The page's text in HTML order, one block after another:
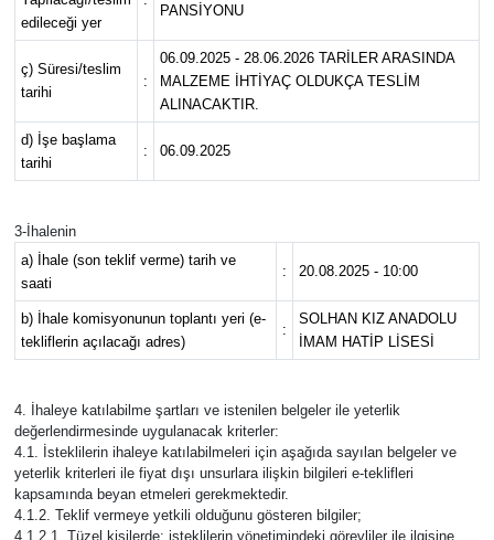
edileceği yer
PANSİYONU
ç) Süresi/teslim
tarihi
:
06.09.2025 - 28.06.2026 TARİLER ARASINDA
MALZEME İHTİYAÇ OLDUKÇA TESLİM
ALINACAKTIR.
d) İşe başlama
tarihi
: 06.09.2025
3-İhalenin
a) İhale (son teklif verme) tarih ve
saati
: 20.08.2025 - 10:00
b) İhale komisyonunun toplantı yeri (e-
tekliflerin açılacağı adres)
:
SOLHAN KIZ ANADOLU
İMAM HATİP LİSESİ
4. İhaleye katılabilme şartları ve istenilen belgeler ile yeterlik
değerlendirmesinde uygulanacak kriterler:
4.1. İsteklilerin ihaleye katılabilmeleri için aşağıda sayılan belgeler ve
yeterlik kriterleri ile fiyat dışı unsurlara ilişkin bilgileri e-teklifleri
kapsamında beyan etmeleri gerekmektedir.
4.1.2. Teklif vermeye yetkili olduğunu gösteren bilgiler;
4.1.2.1. Tüzel kişilerde; isteklilerin yönetimindeki görevliler ile ilgisine